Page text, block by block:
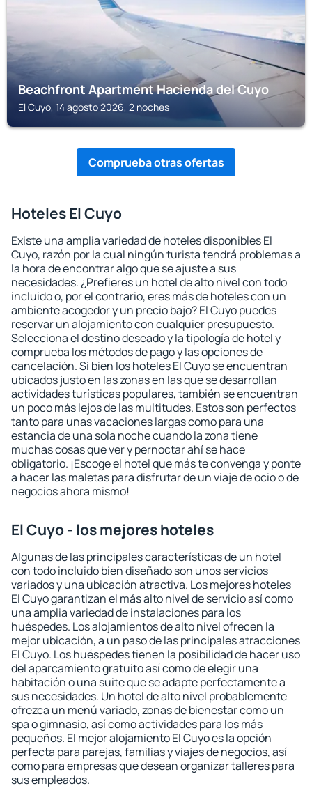
Beachfront Apartment Hacienda del Cuyo
El Cuyo, 14 agosto 2026, 2 noches
Comprueba otras ofertas
Hoteles El Cuyo
Existe una amplia variedad de hoteles disponibles El
Cuyo, razón por la cual ningún turista tendrá problemas a
la hora de encontrar algo que se ajuste a sus
necesidades. ¿Prefieres un hotel de alto nivel con todo
incluido o, por el contrario, eres más de hoteles con un
ambiente acogedor y un precio bajo? El Cuyo puedes
reservar un alojamiento con cualquier presupuesto.
Selecciona el destino deseado y la tipología de hotel y
comprueba los métodos de pago y las opciones de
cancelación. Si bien los hoteles El Cuyo se encuentran
ubicados justo en las zonas en las que se desarrollan
actividades turísticas populares, también se encuentran
un poco más lejos de las multitudes. Estos son perfectos
tanto para unas vacaciones largas como para una
estancia de una sola noche cuando la zona tiene
muchas cosas que ver y pernoctar ahí se hace
obligatorio. ¡Escoge el hotel que más te convenga y ponte
a hacer las maletas para disfrutar de un viaje de ocio o de
negocios ahora mismo!
El Cuyo - los mejores hoteles
Algunas de las principales características de un hotel
con todo incluido bien diseñado son unos servicios
variados y una ubicación atractiva. Los mejores hoteles
El Cuyo garantizan el más alto nivel de servicio así como
una amplia variedad de instalaciones para los
huéspedes. Los alojamientos de alto nivel ofrecen la
mejor ubicación, a un paso de las principales atracciones
El Cuyo. Los huéspedes tienen la posibilidad de hacer uso
del aparcamiento gratuito así como de elegir una
habitación o una suite que se adapte perfectamente a
sus necesidades. Un hotel de alto nivel probablemente
ofrezca un menú variado, zonas de bienestar como un
spa o gimnasio, así como actividades para los más
pequeños. El mejor alojamiento El Cuyo es la opción
perfecta para parejas, familias y viajes de negocios, así
como para empresas que desean organizar talleres para
sus empleados.